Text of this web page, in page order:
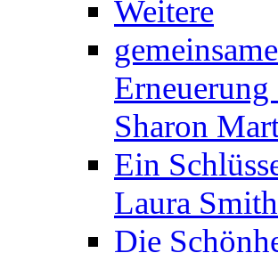
Weitere
Sharon
Ein
Laura
Die